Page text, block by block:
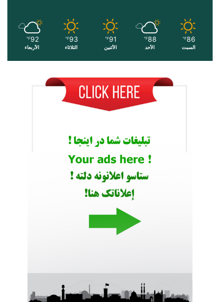
86
℉
السبت
88
℉
الأحد
91
℉
الأثنين
93
℉
الثلاثاء
92
℉
الأربعاء